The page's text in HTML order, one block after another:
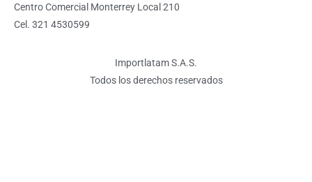
Centro Comercial Monterrey Local 210
Cel. 321 4530599
Importlatam S.A.S.
Todos los derechos reservados